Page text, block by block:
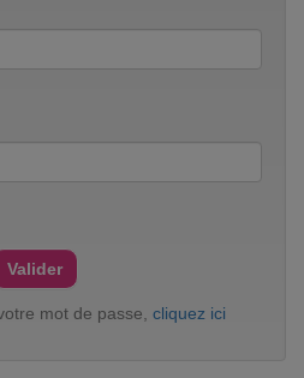
mot de passe, cliquez ici